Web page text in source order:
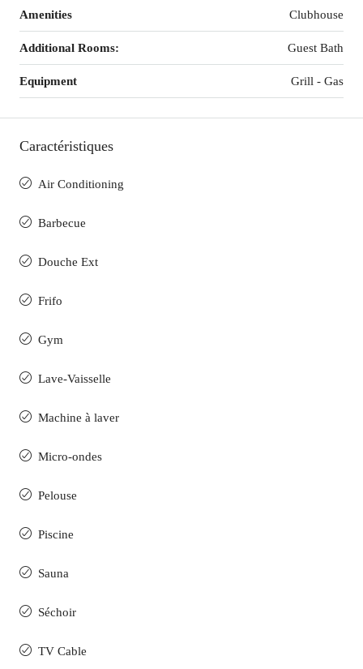
Amenities Clubhouse
Additional Rooms: Guest Bath
Equipment Grill - Gas
Caractéristiques
Air Conditioning
Barbecue
Douche Ext
Frifo
Gym
Lave-Vaisselle
Machine à laver
Micro-ondes
Pelouse
Piscine
Sauna
Séchoir
TV Cable